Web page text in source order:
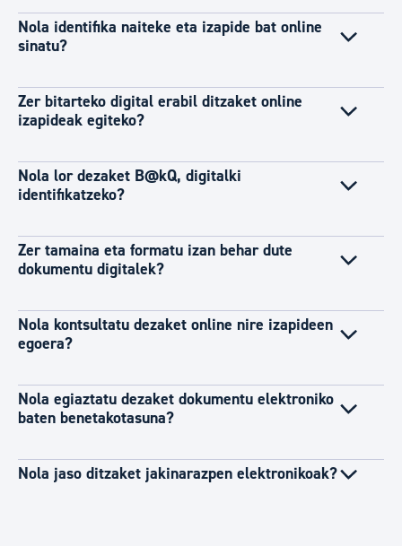
Nola identifika naiteke eta izapide bat online
sinatu?
Zer bitarteko digital erabil ditzaket online
izapideak egiteko?
Nola lor dezaket B@kQ, digitalki
identifikatzeko?
Zer tamaina eta formatu izan behar dute
dokumentu digitalek?
Nola kontsultatu dezaket online nire izapideen
egoera?
Nola egiaztatu dezaket dokumentu elektroniko
baten benetakotasuna?
Nola jaso ditzaket jakinarazpen elektronikoak?